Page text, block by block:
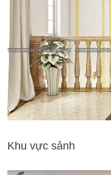
Khu vực sảnh